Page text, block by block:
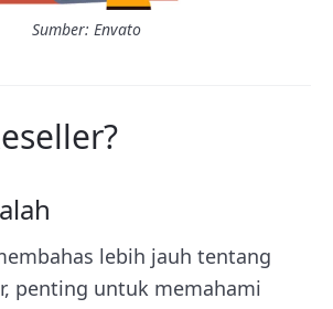
Sumber: Envato
lebih jauh tentang
penting untuk memahami